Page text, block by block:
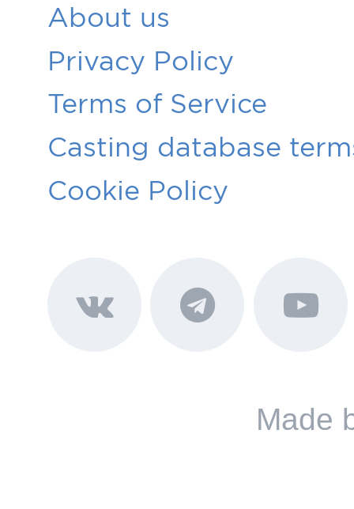
About us
Privacy Policy
Terms of Service
Casting database
Cookie Policy
Made